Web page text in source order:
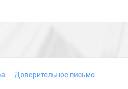
Доверительное письмо